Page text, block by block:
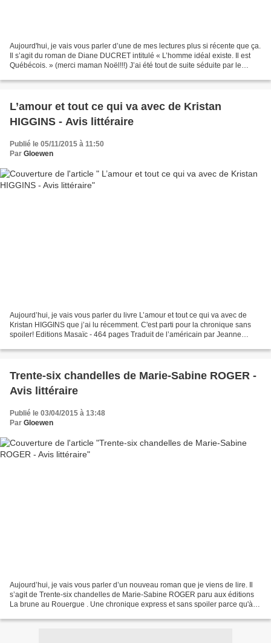
Aujourd'hui, je vais vous parler d’une de mes lectures plus si récente que ça.
Il s’agit du roman de Diane DUCRET intitulé « L’homme idéal existe. Il est
Québécois. » (merci maman Noël!!!) J’ai été tout de suite séduite par le
L’amour et tout ce qui va avec de Kristan
HIGGINS - Avis littéraire
Publié le 05/11/2015 à 11:50
Par Gloewen
Aujourd’hui, je vais vous parler du livre L’amour et tout ce qui va avec de
Kristan HIGGINS que j’ai lu récemment. C'est parti pour la chronique sans
spoiler! Editions Masaïc - 464 pages Traduit de l’américain par Jeanne
Trente-six chandelles de Marie-Sabine ROGER -
Avis littéraire
Publié le 03/04/2015 à 13:48
Par Gloewen
Aujourd’hui, je vais vous parler d’un nouveau roman que je viens de lire. Il
s’agit de Trente-six chandelles de Marie-Sabine ROGER paru aux éditions
La brune au Rouergue . Une chronique express et sans spoiler parce qu'à